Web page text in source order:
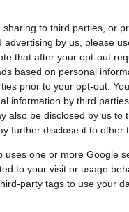
to third parties, or
by us, please
that after your opt-out
based on personal
prior to your opt-out.
information by third
also be disclosed by us to
further disclose it to other
uses one or more Google
to your visit or usage
party tags to use your